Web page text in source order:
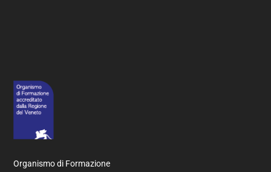
Organismo di Formazione